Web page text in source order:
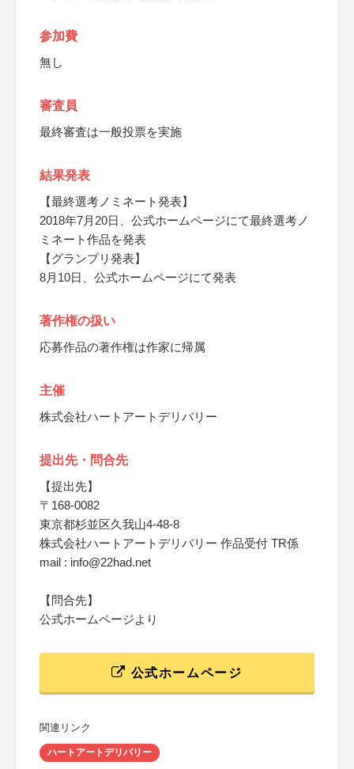
参加費
無し
審査員
最終審査は一般投票を実施
結果発表
【最終選考ノミネート発表】
2018年7月20日、公式ホームページにて最終選考ノ
ミネート作品を発表
【グランプリ発表】
8月10日、公式ホームページにて発表
著作権の扱い
応募作品の著作権は作家に帰属
主催
株式会社ハートアートデリバリー
提出先・問合先
【提出先】
〒168-0082
東京都杉並区久我山4-48-8
株式会社ハートアートデリバリー 作品受付 TR係
mail : info@22had.net
【問合先】
公式ホームページより
公式ホームページ
関連リンク
ハートアートデリバリー